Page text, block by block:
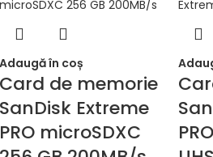
Adaugă în coș
Card de memorie
SanDisk Extreme
PRO microSDXC